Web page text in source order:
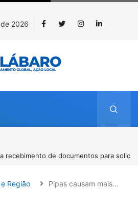
2026
documentos para solicitação do
Região Pipas causam mais…